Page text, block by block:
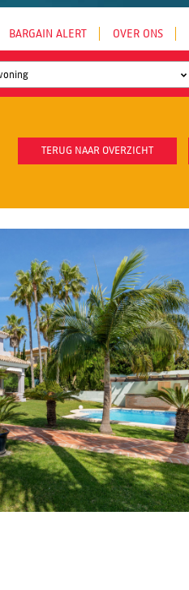
BARGAIN ALERT OVER ONS
TERUG NAAR OVERZICHT